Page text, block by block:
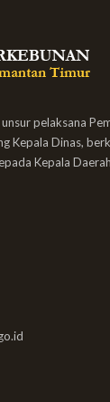
pelaksana
Kepala Dinas,
Kepala